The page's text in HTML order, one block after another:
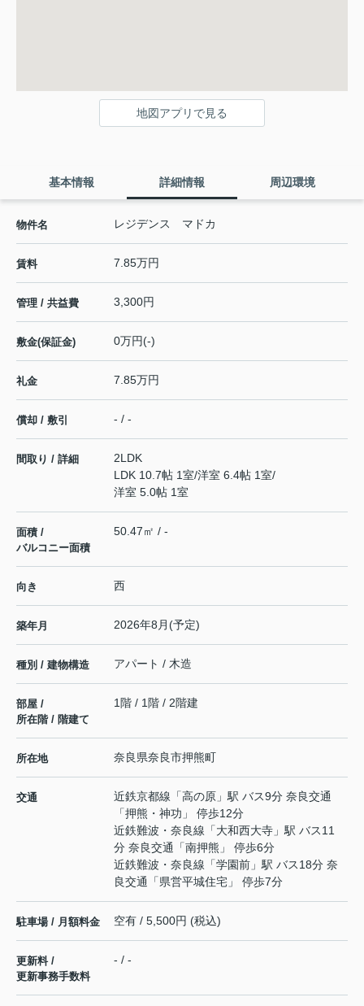
地図アプリで見る
基本情報 詳細情報 周辺環境
物件名 レジデンス マドカ
賃料 7.85万円
管理 / 共益費 3,300円
敷金(保証金) 0万円(-)
礼金 7.85万円
償却 / 敷引 - / -
間取り / 詳細
2LDK
LDK 10.7帖 1室/洋室 6.4帖 1室/
洋室 5.0帖 1室
面積 /
バルコニー面積
50.47㎡ / -
向き 西
築年月 2026年8月(予定)
種別 / 建物構造 アパート / 木造
部屋 /
所在階 / 階建て
1階 / 1階 / 2階建
所在地 奈良県奈良市押熊町
交通 近鉄京都線 「高の原 」駅 バス9分 奈良交通
「押熊・神功」 停歩12分
近鉄難波・奈良線 「大和西大寺 」駅 バス11
分 奈良交通「南押熊」 停歩6分
近鉄難波・奈良線 「学園前 」駅 バス18分 奈
良交通「県営平城住宅」 停歩7分
駐車場 / 月額料金 空有 / 5,500円 (税込)
更新料 /
更新事務手数料
- / -